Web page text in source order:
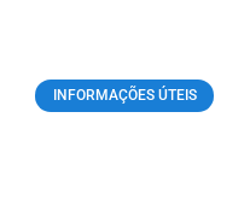
INFORMAÇÕES ÚTEIS